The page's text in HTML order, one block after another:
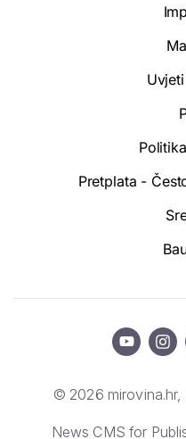
Pretplata -
© 2026 mirovina.hr,
News CMS for